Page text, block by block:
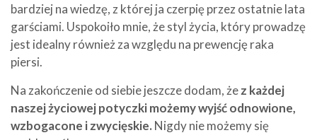
bardziej na wiedzę, z której ja czerpię przez ostatnie lata
garściami. Uspokoiło mnie, że styl życia, który prowadzę
jest idealny również za względu na prewencję raka
piersi.
Na zakończenie od siebie jeszcze dodam, żez każdej
naszej życiowej potyczki możemy wyjść odnowione,
wzbogacone i zwycięskie. Nigdy nie możemy się